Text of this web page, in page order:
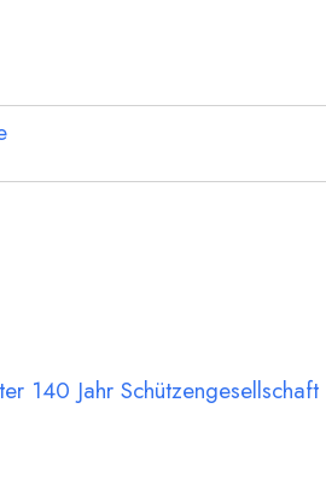
140 Jahr Schützengesellschaft